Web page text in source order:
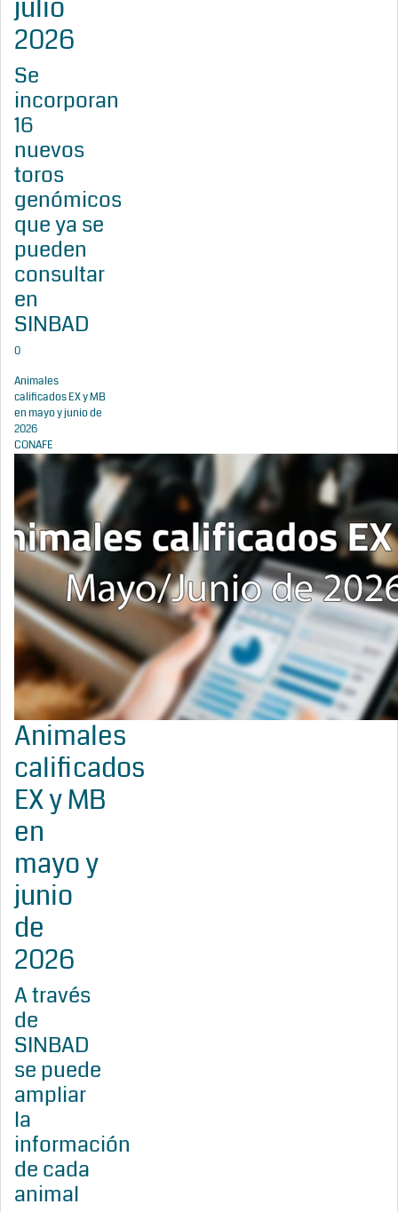
julio
2026
Se
incorporan
16
nuevos
toros
genómicos
que ya se
pueden
consultar
en
SINBAD
0
Animales
calificados EX y MB
en mayo y junio de
2026
CONAFE
Animales
calificados
EX y MB
en
mayo y
junio
de
2026
A través
de
SINBAD
se puede
ampliar
la
información
de cada
animal